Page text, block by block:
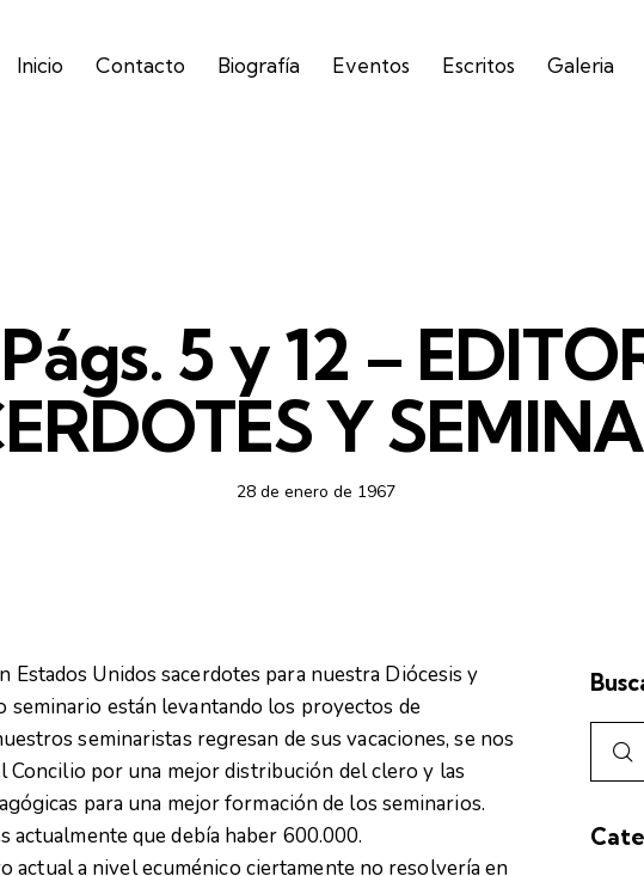
Inicio Contacto Biografía Eventos Escritos Galeria
5 y 12 –
Y
28 de enero de 1967
Estados Unidos sacerdotes para nuestra Diócesis y
seminario están levantando los proyectos de
seminaristas regresan de sus vacaciones, se nos
Concilio por una mejor distribución del clero y las
para una mejor formación de los seminarios.
actualmente que debía haber 600.000.
actual a nivel ecuménico ciertamente no resolvería en